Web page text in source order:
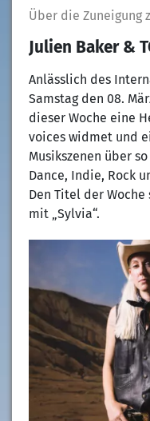
Über die Zuneigung
Julien Baker &
Anlässlich des
Samstag den 08.
dieser Woche eine
voices widmet und
Musikszenen über
Dance, Indie, Rock
Den Titel der Woche
mit „Sylvia“.